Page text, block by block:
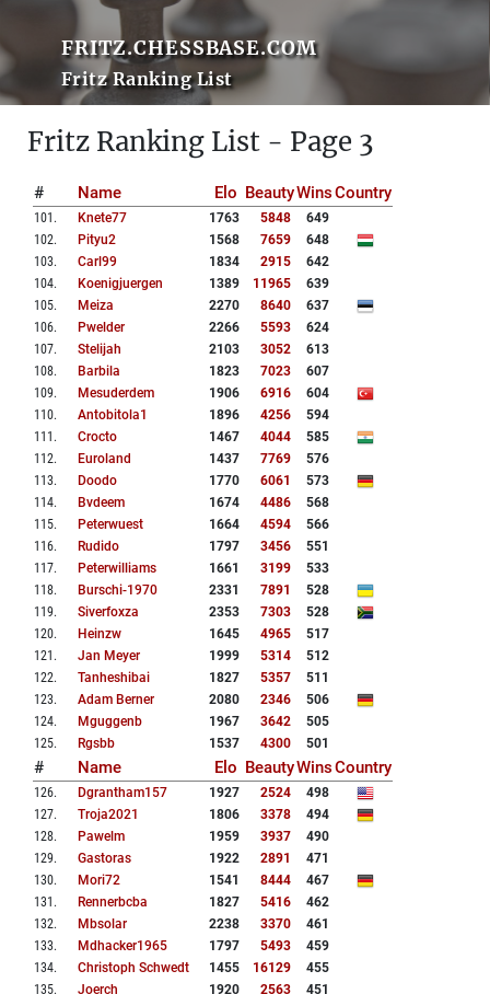
FRITZ.CHESSBASE.COM
Fritz Ranking List
Fritz Ranking List - Page 3
# Name Elo BeautyWinsCountry
101 . Knete77 1763 5848
649
102. Pityu2 1568 7659
648
103. Carl99 1834 2915
642
104. Koenigjuergen 1389 11965
639
105. Meiza 2270 8640
637
106. Pwelder 2266 5593
624
107. Stelijah 2103 3052
613
108. Barbila 1823 7023
607
109. Mesuderdem 1906 6916
604
110. Antobitola1 1896 4256
594
111 . Crocto 1467 4044
585
112. Euroland 1437 7769
576
113. Doodo 1770 6061
573
114. Bvdeem 1674 4486
568
115. Peterwuest 1664 4594
566
116. Rudido 1797 3456
551
117. Peterwilliams 1661 3199
533
118. Burschi-1970 2331 7891
528
119. Siverfoxza 2353 7303
528
120. Heinzw 1645 4965
517
121 . Jan Meyer 1999 5314
512
122. Tanheshibai 1827 5357
511
123. Adam Berner 2080 2346
506
124. Mguggenb 1967 3642
505
125. Rgsbb 1537 4300 501
# Name Elo BeautyWinsCountry
126. Dgrantham157 1927 2524
498
127. Troja2021 1806 3378
494
128. Pawelm 1959 3937
490
129. Gastoras 1922 2891
471
130. Mori72 1541 8444
467
131 . Rennerbcba 1827 5416
462
132. Mbsolar 2238 3370
461
133. Mdhacker1965 1797 5493
459
134. Christoph Schwedt 1455 16129
455
135. Joerch 1920 2563
451